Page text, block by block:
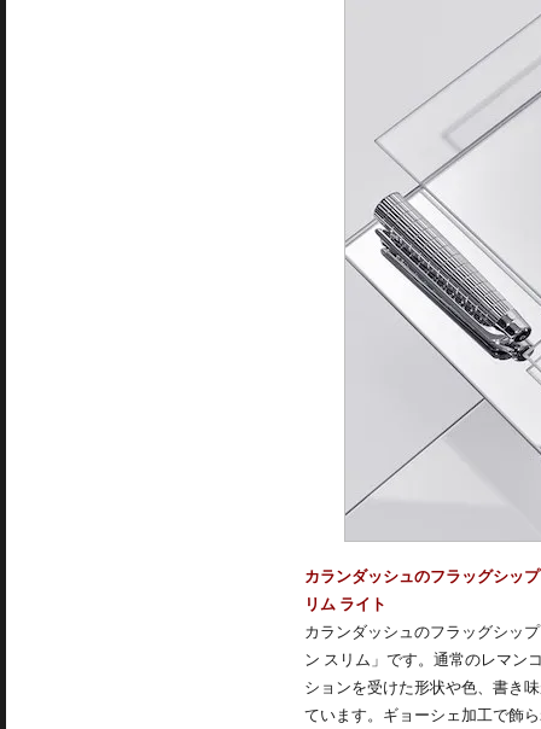
カランダッシュのフラッグシッ
リム ライト
カランダッシュのフラッグシッ
ン スリム」です。通常のレマン
ションを受けた形状や色、書き
ています。ギョーシェ加工で飾